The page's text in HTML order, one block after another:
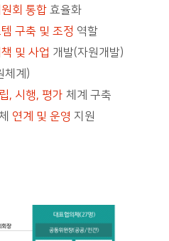
회 통합효율화
구축 및 조정 역할
및 사업 개발(자원개발)
체계)
, 시행, 평가 체계 구축
연계 및 운영 지원